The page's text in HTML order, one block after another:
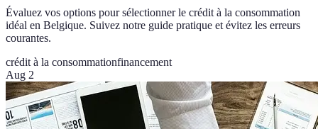
Évaluez vos options pour sélectionner le crédit à la consommation
idéal en Belgique. Suivez notre guide pratique et évitez les erreurs
courantes.
crédit à la consommationfinancement
Aug 2